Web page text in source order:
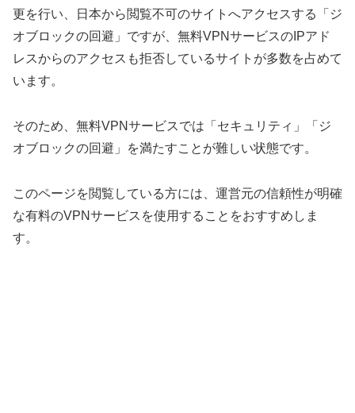
更を行い、日本から閲覧不可のサイトへアクセスする「ジ
オブロックの回避」ですが、無料VPNサービスのIPアド
レスからのアクセスも拒否しているサイトが多数を占めて
います。
そのため、無料VPNサービスでは「セキュリティ」「ジ
オブロックの回避」を満たすことが難しい状態です。
このページを閲覧している方には、運営元の信頼性が明確
な有料のVPNサービスを使用することをおすすめしま
す。